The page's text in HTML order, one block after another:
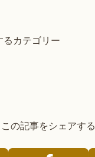
るカテゴリー
この記事をシェアする